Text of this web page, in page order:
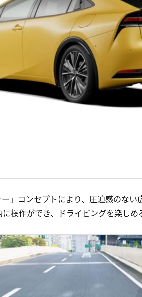
ー」コンセプトにより、圧迫感のな
操作ができ、ドライビングを楽しめ